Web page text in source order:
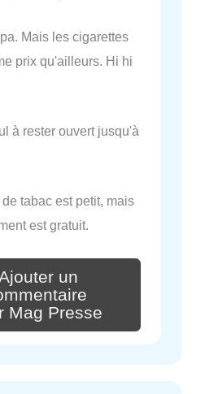
Mais les cigarettes
prix qu'ailleurs. Hi hi
à rester ouvert jusqu'à
tabac est petit, mais
est gratuit.
un
Mag Presse